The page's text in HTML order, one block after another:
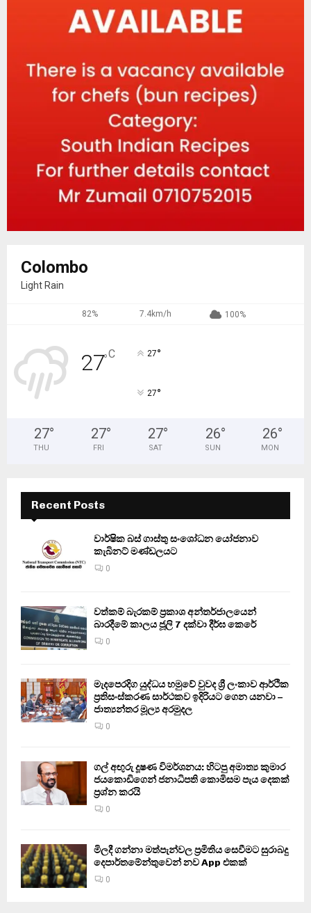
Colombo
Light Rain
82% 7.4km/h 100%
27°C 27°
27°
27°
THU
27°
FRI
27°
SAT
26°
SUN
26°
MON
Recent Posts
වාර්ෂික බස් ගාස්තු සංශෝධන යෝජනාව
කැබිනට් මණ්ඩලයට
0
වත්කම් බැරකම් ප්‍රකාශ අන්තර්ජාලයෙන්
බාරදීමේ කාලය ජූලි 7 දක්වා දීර්ඝ කෙරේ
0
මැදපෙරදිග යුද්ධය හමුවේ වුවද ශ්‍රී ලංකාව ආර්ථික
ප්‍රතිසංස්කරණ සාර්ථකව ඉදිරියට ගෙන යනවා –
ජාත්‍යන්තර මූල්‍ය අරමුදල
0
ගල් අඟුරු දූෂණ විමර්ශනය: හිටපු අමාත්‍ය කුමාර
ජයකොඩිගෙන් ජනාධිපති කොමිසම පැය දෙකක්
ප්‍රශ්න කරයි
0
මිලදී ගන්නා මත්පැන්වල ප්‍රමිතිය සෙවීමට සුරාබදු
දෙපාර්තමේන්තුවෙන් නව App එකක්
0